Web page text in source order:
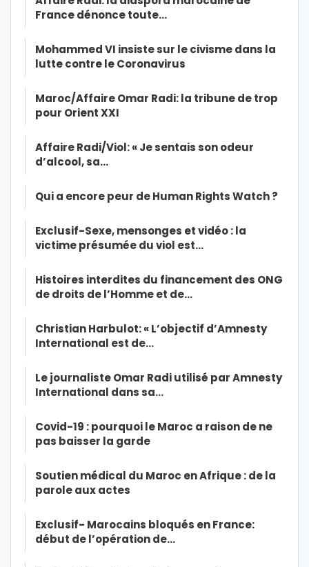
France dénonce toute…
Mohammed VI insiste sur le civisme dans la
lutte contre le Coronavirus
Maroc/Affaire Omar Radi: la tribune de trop
pour Orient XXI
Affaire Radi/Viol: « Je sentais son odeur
d’alcool, sa…
Qui a encore peur de Human Rights Watch ?
Exclusif-Sexe, mensonges et vidéo : la
victime présumée du viol est…
Histoires interdites du financement des ONG
de droits de l’Homme et de…
Christian Harbulot: « L’objectif d’Amnesty
International est de…
Le journaliste Omar Radi utilisé par Amnesty
International dans sa…
Covid-19 : pourquoi le Maroc a raison de ne
pas baisser la garde
Soutien médical du Maroc en Afrique : de la
parole aux actes
Exclusif- Marocains bloqués en France:
début de l’opération de…